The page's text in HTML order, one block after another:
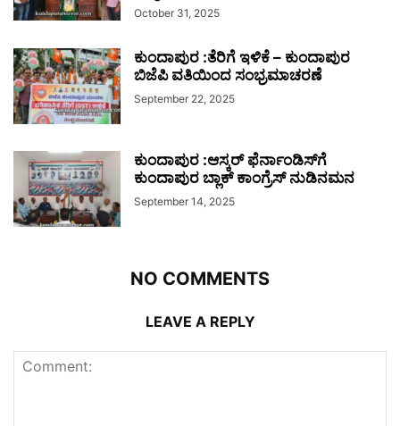
October 31, 2025
ಕುಂದಾಪುರ :ತೆರಿಗೆ ಇಳಿಕೆ – ಕುಂದಾಪುರ
ಬಿಜೆಪಿ ವತಿಯಿಂದ ಸಂಭ್ರಮಾಚರಣೆ
September 22, 2025
ಕುಂದಾಪುರ :ಆಸ್ಕರ್ ಫೆರ್ನಾಂಡಿಸ್‌ಗೆ
ಕುಂದಾಪುರ ಬ್ಲಾಕ್ ಕಾಂಗ್ರೆಸ್ ನುಡಿನಮನ
September 14, 2025
NO COMMENTS
LEAVE A REPLY